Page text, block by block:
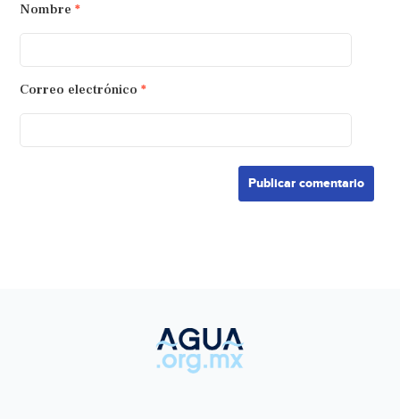
Nombre *
Correo electrónico *